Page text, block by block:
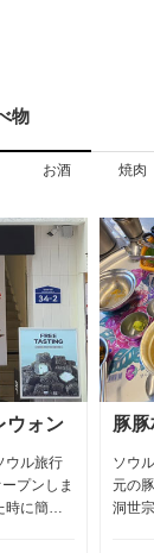
物
お酒 焼肉
간장게장
ャン（わたりガニを醤
油にワタリガニを漬
時代には宮殿料理の